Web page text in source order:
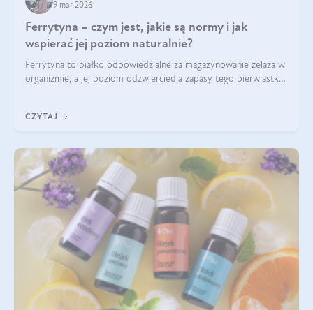
9 mar 2026
Ferrytyna – czym jest, jakie są normy i jak
wspierać jej poziom naturalnie?
Ferrytyna to białko odpowiedzialne za magazynowanie żelaza w
organizmie, a jej poziom odzwierciedla zapasy tego pierwiastka.
funkcjonowanie (
CZYTAJ